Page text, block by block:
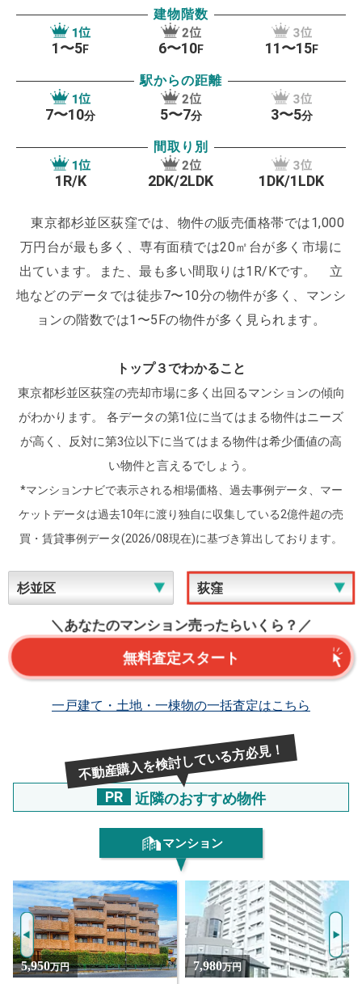
模マンションが建設できるような土地がなく、平均
階高は都内では低くまた平均築年数も古い傾向にあ
ります。
毎年夏には、阿佐ヶ谷の夏祭りと、高円寺の阿波踊
規模の参加者が集まります。また音楽系イベントも
積極的に行われています。
杉並区では子育て世帯向けに積極的な取り組みを行
っており、認可保育所の整備をすすめた結果、直近
では３年連続で待機児童ゼロを達成しています。数
だけではなく、質の面でも力を入れているようなの
で、要チェックです。
建物階数
1〜5F 6〜10F 11〜15F
駅からの距離
7〜10分 5〜7分 3〜5分
間取り別
1R/K 2DK/2LDK 1DK/1LDK
東京都杉並区荻窪では、物件の販売価格帯では1,000
万円台が最も多く、専有面積では20㎡台が多く市場に
出ています。また、最も多い間取りは1R/Kです。
立
地などのデータでは徒歩7〜10分の物件が多く、マンシ
ョンの階数では1〜5Fの物件が多く見られます。
トップ３でわかること
東京都杉並区荻窪の売却市場に多く出回るマンションの傾向
がわかります。
各データの第1位に当てはまる物件はニーズ
が高く、反対に第3位以下に当てはまる物件は希少価値の高
い物件と言えるでしょう。
*マンションナビで表示される相場価格、過去事例データ、マー
ケットデータは過去10年に渡り独自に収集している2億件超の売
買・賃貸事例データ(2026/08現在)に基づき算出しております。
＼あなたのマンション売ったらいくら？／
無料査定スタート
一戸建て・土地・一棟物の一括査定はこちら
不動産購入を検討している方必見！
PR 近隣のおすすめ物件
マンション
7,980万円 8,280万円